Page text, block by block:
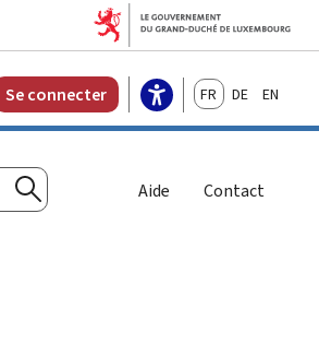
Se connecter FrançaisDeutschEnglish
Rechercher
Aide Contact